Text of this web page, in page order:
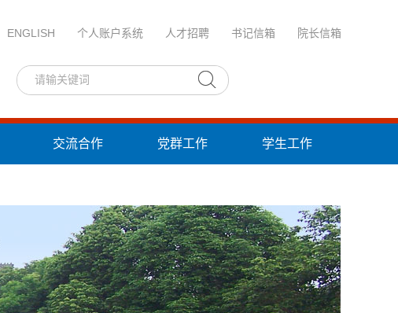
ENGLISH 个人账户系统 人才招聘 书记信箱 院长信箱
交流合作 党群工作 学生工作